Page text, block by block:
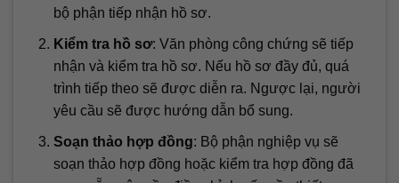
bộ phận tiếp nhận hồ sơ.
Kiểm tra hồ sơ: Văn phòng công chứng sẽ tiếp
nhận và kiểm tra hồ sơ. Nếu hồ sơ đầy đủ, quá
trình tiếp theo sẽ được diễn ra. Ngược lại, người
yêu cầu sẽ được hướng dẫn bổ sung.
Soạn thảo hợp đồng: Bộ phận nghiệp vụ sẽ
soạn thảo hợp đồng hoặc kiểm tra hợp đồng đã